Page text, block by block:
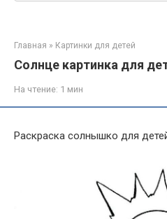
Главная » Картинки для детей
Солнце картинка для
На чтение: 1 мин
Раскраска солнышко для